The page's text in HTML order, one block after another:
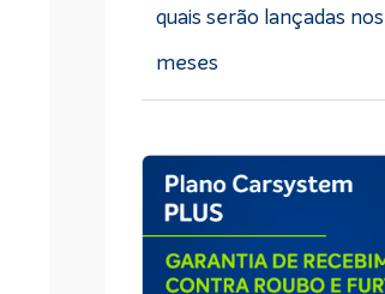
quais serão lançadas
meses